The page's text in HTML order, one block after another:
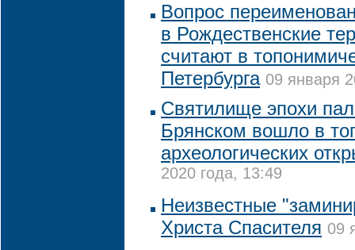
Вопрос
в Рождественские
считают в
Петербурга 09 января
Святилище эпохи
Брянском вошло в
археологических
2020 года, 13:49
Неизвестные
Христа Спасителя 09